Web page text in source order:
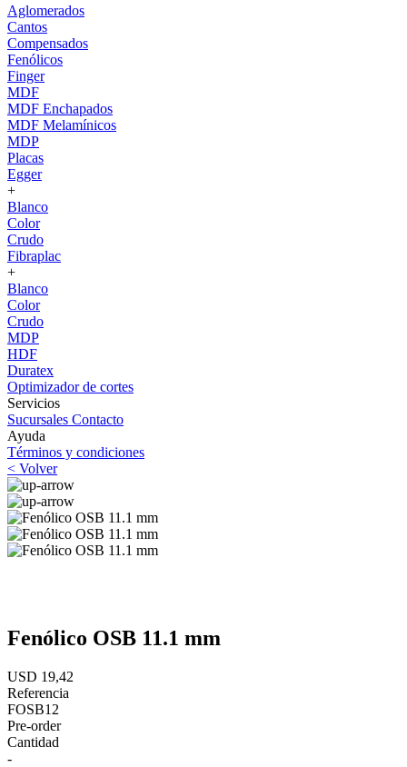
Aglomerados
Cantos
Compensados
Fenólicos
Finger
MDF
MDF Enchapados
MDF Melamínicos
MDP
Placas
Egger
+
Blanco
Color
Crudo
Fibraplac
+
Blanco
Color
Crudo
MDP
HDF
Duratex
Optimizador de cortes
Servicios
Sucursales Contacto
Ayuda
Términos y condiciones
< Volver
Fenólico OSB 11.1 mm
USD 19,42
Referencia
FOSB12
Pre-order
Cantidad
-